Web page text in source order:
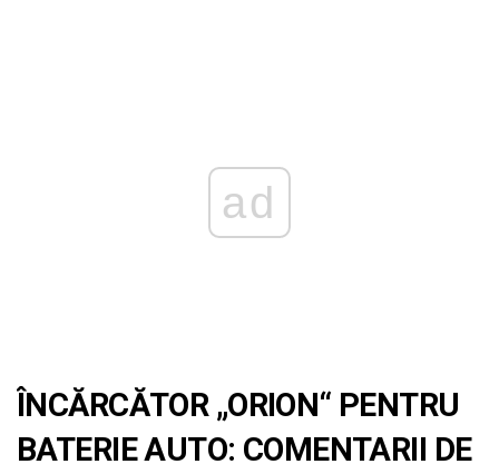
ad
ÎNCĂRCĂTOR „ORION“ PENTRU
BATERIE AUTO: COMENTARII DE